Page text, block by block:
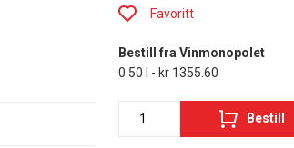
Favoritt
Bestill fra Vinmonopolet
0.50 l - kr 1355.60
Bestill